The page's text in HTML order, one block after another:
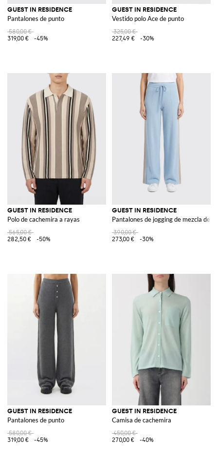
GUEST IN RESIDENCE
Pantalones de punto
580,00 €
319,00 €
-45%
GUEST IN RESIDENCE
Vestido polo Ace de punto
325,00 €
227,49 €
-30%
GUEST IN RESIDENCE
Polo de cachemira a rayas
565,00 €
282,50 €
-50%
GUEST IN RESIDENCE
Pantalones de jogging de mezcla de
390,00 €
273,00 €
-30%
GUEST IN RESIDENCE
Pantalones de punto
580,00 €
319,00 €
-45%
GUEST IN RESIDENCE
Camisa de cachemira
450,00 €
270,00 €
-40%